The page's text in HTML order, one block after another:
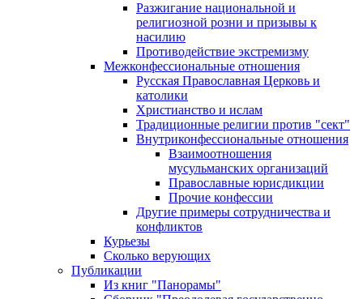
Разжигание национальной и
религиозной розни и призывы к
насилию
Противодействие экстремизму
Межконфессиональные отношения
Русская Православная Церковь и
католики
Христианство и ислам
Традиционные религии против "сект"
Внутриконфессиональные отношения
Взаимоотношения
мусульманских организаций
Православные юрисдикции
Прочие конфессии
Другие примеры сотрудничества и
конфликтов
Курьезы
Сколько верующих
Публикации
Из книг "Панорамы"